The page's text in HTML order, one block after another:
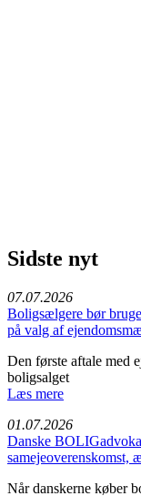
Sidste nyt
07.07.2026
Boligsælgere bør
på valg af
Den første aftale med
boligsalget
Læs mere
01.07.2026
Danske
samejeoverenskomst,
Når danskerne køber